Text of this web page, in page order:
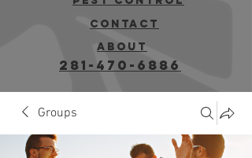
contact
about
281-470-6886
Groups